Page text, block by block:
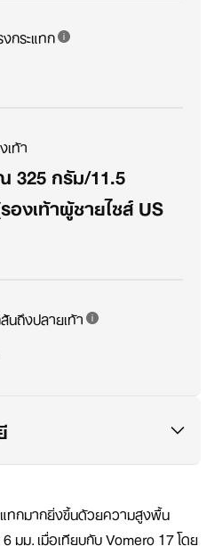
กระแทก
ท้า
325 กรัม/11.5
องเท้าผู้ชายไซส์ US
ถึงปลายเท้า
ทกมากยิ่งขึ้นด้วยความสูงพื้น
มม. เมื่อเทียบกับ Vomero 17 โดย